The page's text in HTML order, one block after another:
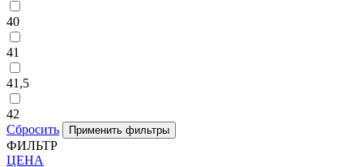
40
41
41,5
42
Сбросить
ФИЛЬТР
ЦЕНА